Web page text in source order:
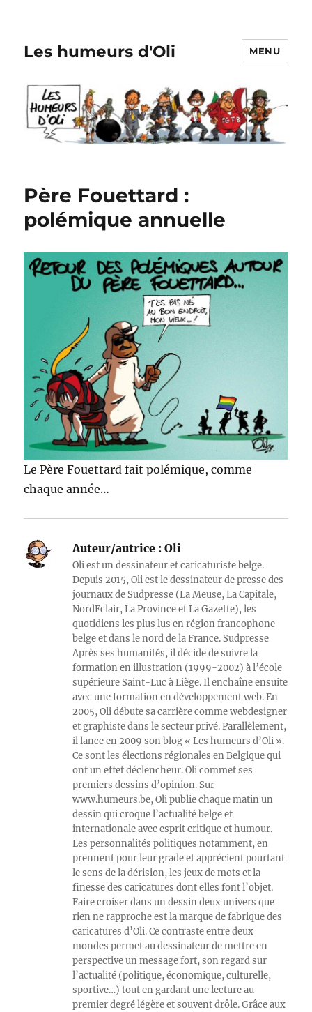
Les humeurs d'Oli MENU
Père Fouettard :
polémique annuelle
Le Père Fouettard fait polémique, comme
chaque année…
Auteur/autrice : Oli
Oli est un dessinateur et caricaturiste belge.
Depuis 2015, Oli est le dessinateur de presse des
journaux de Sudpresse (La Meuse, La Capitale,
NordEclair, La Province et La Gazette), les
quotidiens les plus lus en région francophone
belge et dans le nord de la France. Sudpresse
Après ses humanités, il décide de suivre la
formation en illustration (1999-2002) à l’école
supérieure Saint-Luc à Liège. Il enchaîne ensuite
avec une formation en développement web. En
2005, Oli débute sa carrière comme webdesigner
et graphiste dans le secteur privé. Parallèlement,
il lance en 2009 son blog « Les humeurs d’Oli ».
Ce sont les élections régionales en Belgique qui
ont un effet déclencheur. Oli commet ses
premiers dessins d’opinion. Sur
www.humeurs.be, Oli publie chaque matin un
dessin qui croque l’actualité belge et
internationale avec esprit critique et humour.
Les personnalités politiques notamment, en
prennent pour leur grade et apprécient pourtant
le sens de la dérision, les jeux de mots et la
finesse des caricatures dont elles font l’objet.
Faire croiser dans un dessin deux univers que
rien ne rapproche est la marque de fabrique des
caricatures d’Oli. Ce contraste entre deux
mondes permet au dessinateur de mettre en
perspective un message fort, son regard sur
l’actualité (politique, économique, culturelle,
sportive…) tout en gardant une lecture au
premier degré légère et souvent drôle. Grâce aux